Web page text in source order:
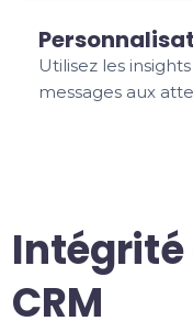
Utilisez les
messages aux
Intégrité
CRM